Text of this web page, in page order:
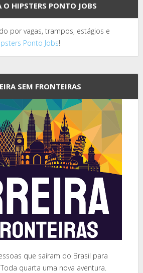
O HIPSTERS PONTO JOBS
por vagas, trampos, estágios e
Ponto Jobs!
SEM FRONTEIRAS
que saíram do Brasil para
quarta uma nova aventura.